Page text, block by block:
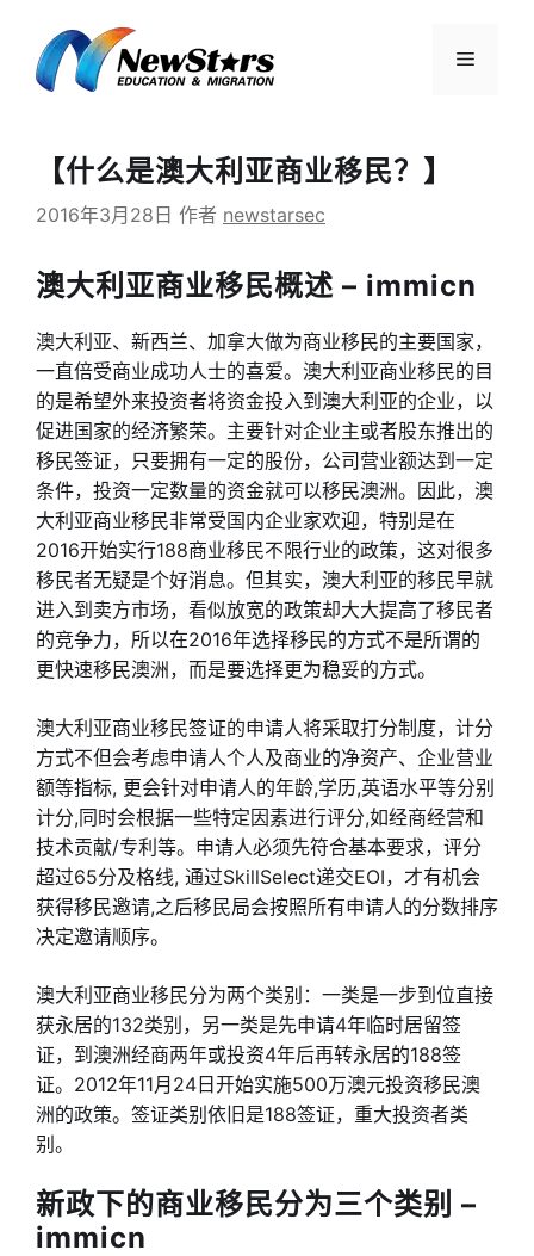
菜
【什么是澳大利亚商业移民？】
2016年3月28日 作者 newstarsec
澳大利亚商业移民概述 – immicn
澳大利亚、新西兰、加拿大做为商业移民的主要国家，
一直倍受商业成功人士的喜爱。澳大利亚商业移民的目
的是希望外来投资者将资金投入到澳大利亚的企业，以
促进国家的经济繁荣。主要针对企业主或者股东推出的
移民签证，只要拥有一定的股份，公司营业额达到一定
条件，投资一定数量的资金就可以移民澳洲。因此，澳
大利亚商业移民非常受国内企业家欢迎，特别是在
2016开始实行188商业移民不限行业的政策，这对很多
移民者无疑是个好消息。但其实，澳大利亚的移民早就
进入到卖方市场，看似放宽的政策却大大提高了移民者
的竞争力，所以在2016年选择移民的方式不是所谓的
更快速移民澳洲，而是要选择更为稳妥的方式。
澳大利亚商业移民签证的申请人将采取打分制度，计分
方式不但会考虑申请人个人及商业的净资产、企业营业
额等指标, 更会针对申请人的年龄,学历,英语水平等分别
计分,同时会根据一些特定因素进行评分,如经商经营和
技术贡献/专利等。申请人必须先符合基本要求，评分
超过65分及格线, 通过SkillSelect递交EOI，才有机会
获得移民邀请,之后移民局会按照所有申请人的分数排序
决定邀请顺序。
澳大利亚商业移民分为两个类别：一类是一步到位直接
获永居的132类别，另一类是先申请4年临时居留签
证，到澳洲经商两年或投资4年后再转永居的188签
证。2012年11月24日开始实施500万澳元投资移民澳
洲的政策。签证类别依旧是188签证，重大投资者类
别。
新政下的商业移民分为三个类别 –
immicn